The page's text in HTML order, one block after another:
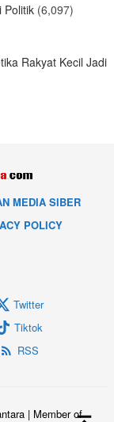
Politik (6,097)
Rakyat Kecil Jadi
MEDIA SIBER
POLICY
Twitter
Tiktok
RSS
| Member of